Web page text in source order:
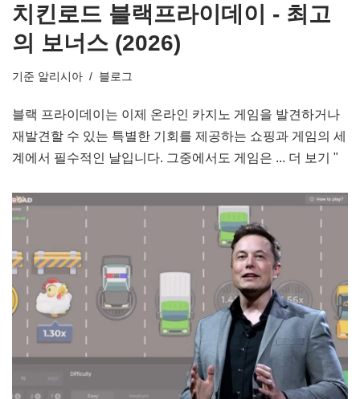
치킨로드 블랙프라이데이 - 최고
의 보너스 (2026)
기준 알리시아 블로그
블랙 프라이데이는 이제 온라인 카지노 게임을 발견하거나
재발견할 수 있는 특별한 기회를 제공하는 쇼핑과 게임의 세
계에서 필수적인 날입니다. 그중에서도 게임은 ... 더 보기 "